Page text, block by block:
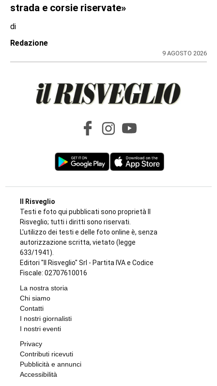
Nubifragio sul Canavese, albero caduto tra
Front e Favria
di
Redazione
IL NOTO ATTORE